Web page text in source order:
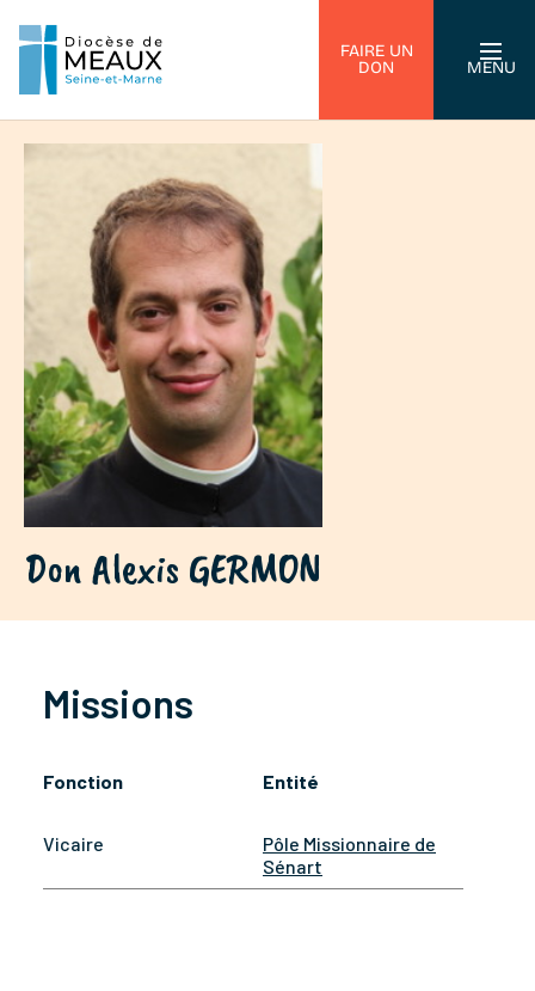
FAIRE UN
DON
MENU
Don Alexis GERMON
Missions
Fonction Entité
Vicaire
Pôle Missionnaire de
Sénart